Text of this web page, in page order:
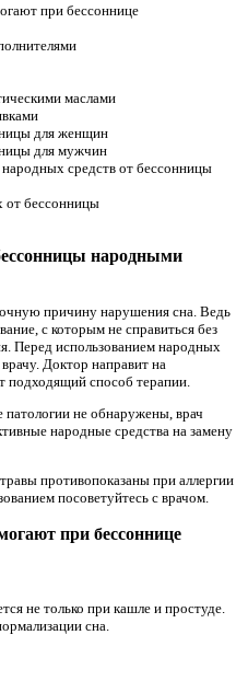
при бессоннице
маслами
для женщин
для мужчин
средств от бессонницы
от бессонницы
народными
причину нарушения сна. Ведь
с которым не справиться без
Перед использованием народных
Доктор направит на
подходящий способ терапии.
патологии не обнаружены, врач
народные средства на замену
противопоказаны при аллергии
посоветуйтесь с врачом.
при бессоннице
не только при кашле и простуде.
сна.